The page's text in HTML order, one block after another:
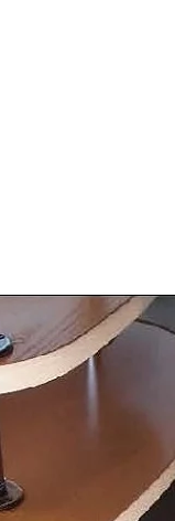
спорам о
лес")